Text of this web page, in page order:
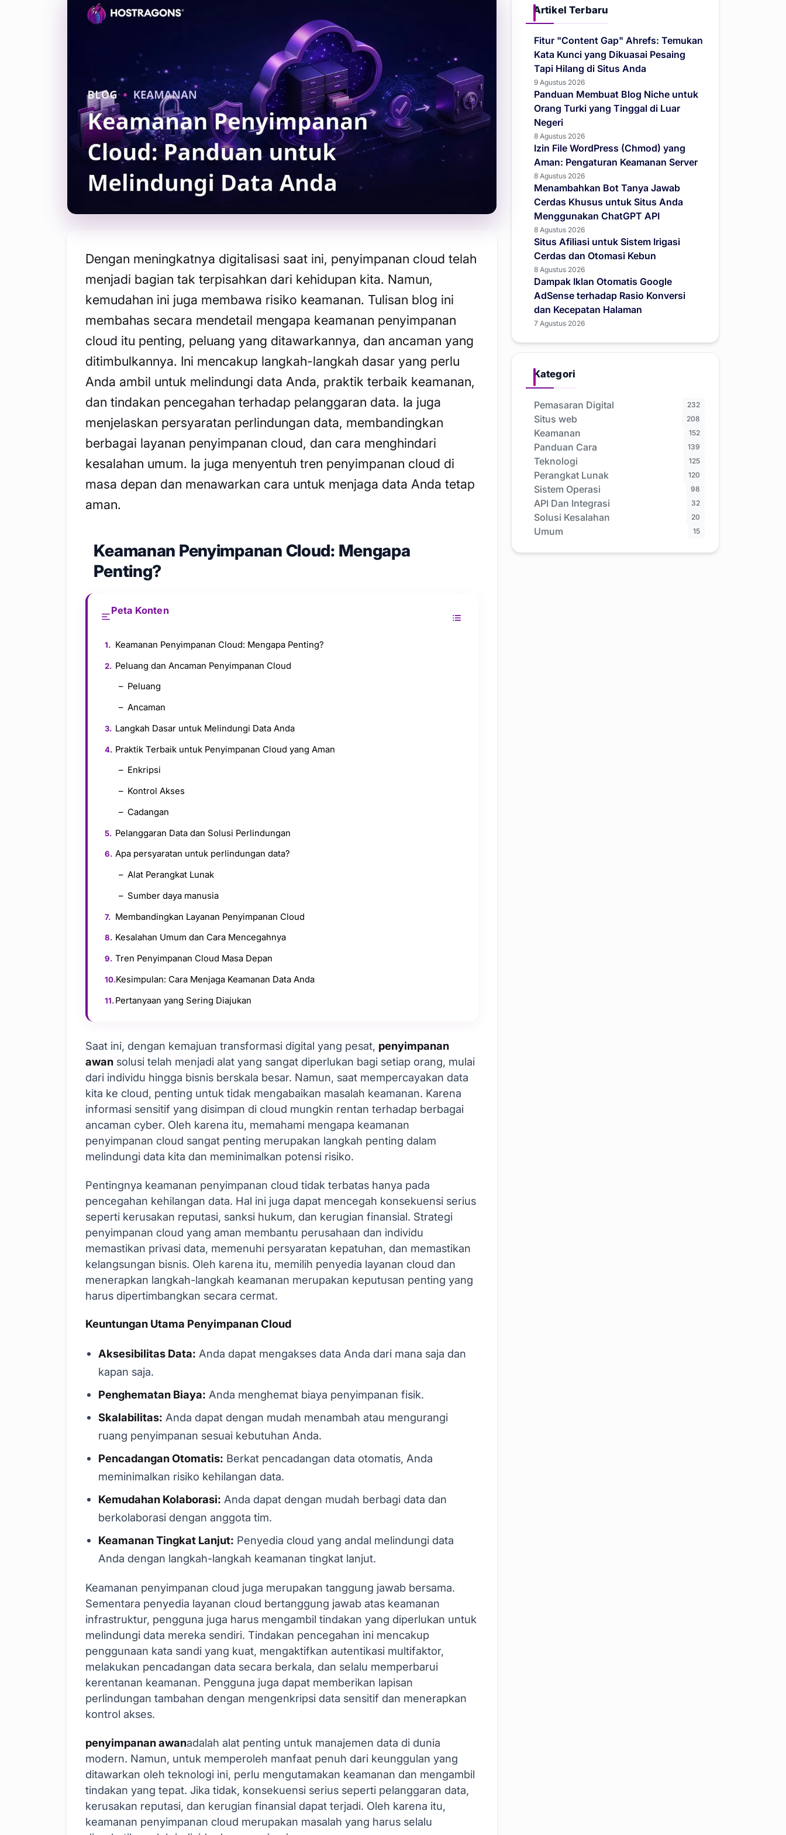
Dengan meningkatnya digitalisasi saat ini, penyimpanan cloud telah
menjadi bagian tak terpisahkan dari kehidupan kita. Namun,
kemudahan ini juga membawa risiko keamanan. Tulisan blog ini
membahas secara mendetail mengapa keamanan penyimpanan
cloud itu penting, peluang yang ditawarkannya, dan ancaman yang
ditimbulkannya. Ini mencakup langkah-langkah dasar yang perlu
Anda ambil untuk melindungi data Anda, praktik terbaik keamanan,
dan tindakan pencegahan terhadap pelanggaran data. Ia juga
menjelaskan persyaratan perlindungan data, membandingkan
berbagai layanan penyimpanan cloud, dan cara menghindari
kesalahan umum. Ia juga menyentuh tren penyimpanan cloud di
masa depan dan menawarkan cara untuk menjaga data Anda tetap
aman.
Keamanan Penyimpanan Cloud: Mengapa
Penting?
Peta Konten
Keamanan Penyimpanan Cloud: Mengapa Penting?
Peluang dan Ancaman Penyimpanan Cloud
Peluang
Ancaman
Langkah Dasar untuk Melindungi Data Anda
Praktik Terbaik untuk Penyimpanan Cloud yang Aman
Enkripsi
Kontrol Akses
Cadangan
Pelanggaran Data dan Solusi Perlindungan
Apa persyaratan untuk perlindungan data?
Alat Perangkat Lunak
Sumber daya manusia
Membandingkan Layanan Penyimpanan Cloud
Kesalahan Umum dan Cara Mencegahnya
Tren Penyimpanan Cloud Masa Depan
Kesimpulan: Cara Menjaga Keamanan Data Anda
Pertanyaan yang Sering Diajukan
Saat ini, dengan kemajuan transformasi digital yang pesat, penyimpanan
awan solusi telah menjadi alat yang sangat diperlukan bagi setiap orang, mulai
dari individu hingga bisnis berskala besar. Namun, saat mempercayakan data
kita ke cloud, penting untuk tidak mengabaikan masalah keamanan. Karena
informasi sensitif yang disimpan di cloud mungkin rentan terhadap berbagai
ancaman cyber. Oleh karena itu, memahami mengapa keamanan
penyimpanan cloud sangat penting merupakan langkah penting dalam
melindungi data kita dan meminimalkan potensi risiko.
Pentingnya keamanan penyimpanan cloud tidak terbatas hanya pada
pencegahan kehilangan data. Hal ini juga dapat mencegah konsekuensi serius
seperti kerusakan reputasi, sanksi hukum, dan kerugian finansial. Strategi
penyimpanan cloud yang aman membantu perusahaan dan individu
memastikan privasi data, memenuhi persyaratan kepatuhan, dan memastikan
kelangsungan bisnis. Oleh karena itu, memilih penyedia layanan cloud dan
menerapkan langkah-langkah keamanan merupakan keputusan penting yang
harus dipertimbangkan secara cermat.
Keuntungan Utama Penyimpanan Cloud
Aksesibilitas Data: Anda dapat mengakses data Anda dari mana saja dan
kapan saja.
Penghematan Biaya: Anda menghemat biaya penyimpanan fisik.
Skalabilitas: Anda dapat dengan mudah menambah atau mengurangi
ruang penyimpanan sesuai kebutuhan Anda.
Pencadangan Otomatis: Berkat pencadangan data otomatis, Anda
meminimalkan risiko kehilangan data.
Kemudahan Kolaborasi: Anda dapat dengan mudah berbagi data dan
berkolaborasi dengan anggota tim.
Keamanan Tingkat Lanjut: Penyedia cloud yang andal melindungi data
Anda dengan langkah-langkah keamanan tingkat lanjut.
Keamanan penyimpanan cloud juga merupakan tanggung jawab bersama.
Sementara penyedia layanan cloud bertanggung jawab atas keamanan
infrastruktur, pengguna juga harus mengambil tindakan yang diperlukan untuk
melindungi data mereka sendiri. Tindakan pencegahan ini mencakup
penggunaan kata sandi yang kuat, mengaktifkan autentikasi multifaktor,
melakukan pencadangan data secara berkala, dan selalu memperbarui
kerentanan keamanan. Pengguna juga dapat memberikan lapisan
perlindungan tambahan dengan mengenkripsi data sensitif dan menerapkan
kontrol akses.
penyimpanan awanadalah alat penting untuk manajemen data di dunia
modern. Namun, untuk memperoleh manfaat penuh dari keunggulan yang
ditawarkan oleh teknologi ini, perlu mengutamakan keamanan dan mengambil
tindakan yang tepat. Jika tidak, konsekuensi serius seperti pelanggaran data,
kerusakan reputasi, dan kerugian finansial dapat terjadi. Oleh karena itu,
keamanan penyimpanan cloud merupakan masalah yang harus selalu
Artikel Terbaru
Fitur "Content Gap" Ahrefs: Temukan
Kata Kunci yang Dikuasai Pesaing
Tapi Hilang di Situs Anda
9 Agustus 2026
Panduan Membuat Blog Niche untuk
Orang Turki yang Tinggal di Luar
Negeri
8 Agustus 2026
Izin File WordPress (Chmod) yang
Aman: Pengaturan Keamanan Server
8 Agustus 2026
Menambahkan Bot Tanya Jawab
Cerdas Khusus untuk Situs Anda
Menggunakan ChatGPT API
8 Agustus 2026
Situs Afiliasi untuk Sistem Irigasi
Cerdas dan Otomasi Kebun
8 Agustus 2026
Dampak Iklan Otomatis Google
AdSense terhadap Rasio Konversi
dan Kecepatan Halaman
7 Agustus 2026
Kategori
Pemasaran Digital 232
Situs web 208
Keamanan 152
Panduan Cara 139
Teknologi 125
Perangkat Lunak 120
Sistem Operasi 98
API Dan Integrasi 32
Solusi Kesalahan 20
Umum 15